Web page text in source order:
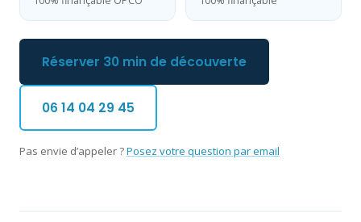
Réserver 30 min de découverte
06 14 04 29 45
Pas envie d’appeler ?Posez votre question par email